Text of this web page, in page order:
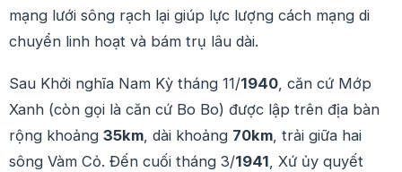
mạng lưới sông rạch lại giúp lực lượng cách mạng di
chuyển linh hoạt và bám trụ lâu dài.
Sau Khởi nghĩa Nam Kỳ tháng 11/1940, căn cứ Mớp
Xanh (còn gọi là căn cứ Bo Bo) được lập trên địa bàn
rộng khoảng 35km, dài khoảng 70km, trải giữa hai
sông Vàm Cỏ. Đến cuối tháng 3/1941, Xứ ủy quyết